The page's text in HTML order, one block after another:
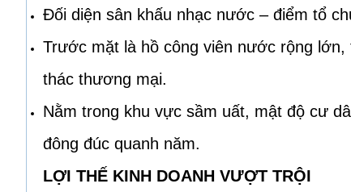
Đối diện sân khấu nhạc nước – điểm tổ
Trước mặt là hồ công viên nước rộng
thác thương mại.
Nằm trong khu vực sầm uất, mật độ cư
đông đúc quanh năm.
LỢI THẾ KINH DOANH VƯỢT TRỘI